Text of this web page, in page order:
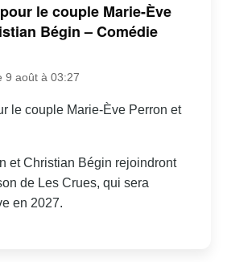
le couple Marie-Ève
Bégin – Comédie
9 août à 03:27
le couple Marie-Ève Perron et
et Christian Bégin rejoindront
de Les Crues, qui sera
en 2027.